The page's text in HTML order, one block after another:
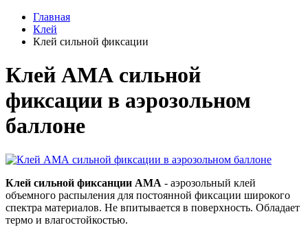
Главная
Клей
Клей сильной фиксации
Клей АМА сильной
фиксации в аэрозольном
баллоне
Клей сильной фиксанции АМА - аэрозольный клей
объемного распыления для постоянной фиксации широкого
спектра материалов. Не впитывается в поверхность. Обладает
термо и влагостойкостью.